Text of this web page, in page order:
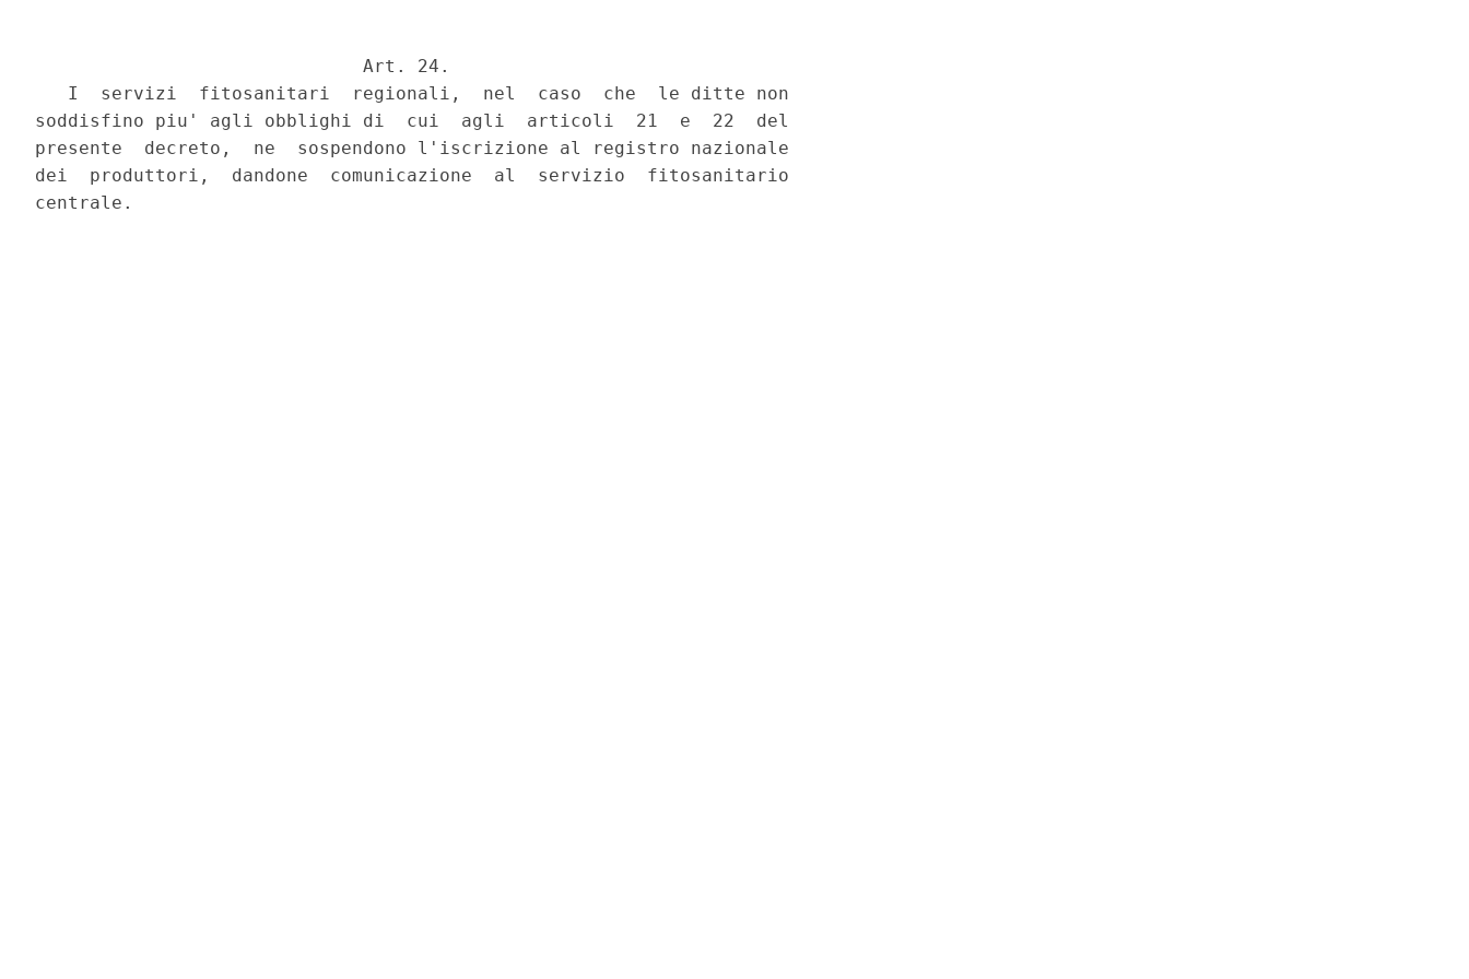
                              Art. 24.
   I  servizi  fitosanitari  regionali,  nel  caso  che  le ditte non
soddisfino piu' agli obblighi di  cui  agli  articoli  21  e  22  del
presente  decreto,  ne  sospendono l'iscrizione al registro nazionale
dei  produttori,  dandone  comunicazione  al  servizio  fitosanitario